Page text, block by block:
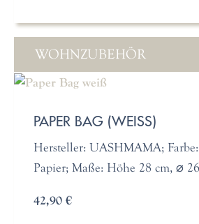
WOHNZUBEHÖR
PAPER BAG (WEISS)
Hersteller: UASHMAMA;
Papier; Maße: Höhe 28 cm, ⌀
42,90 €